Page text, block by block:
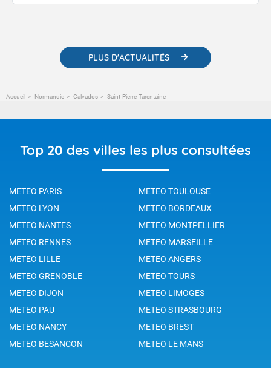
publications. Vous y trouverez également des liens utiles vers nos
PLUS D'ACTUALITÉS
Accueil Normandie Calvados Saint-Pierre-Tarentaine
Top 20 des villes les plus consultées
METEO PARIS
METEO TOULOUSE
METEO LYON
METEO BORDEAUX
METEO NANTES
METEO MONTPELLIER
METEO RENNES
METEO MARSEILLE
METEO LILLE
METEO ANGERS
METEO GRENOBLE
METEO TOURS
METEO DIJON
METEO LIMOGES
METEO PAU
METEO STRASBOURG
METEO NANCY
METEO BREST
METEO BESANCON
METEO LE MANS